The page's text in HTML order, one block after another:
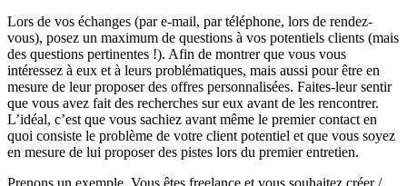
Lors de vos échanges (par e-mail, par téléphone, lors de rendez-
vous), posez un maximum de questions à vos potentiels clients (mais
des questions pertinentes !). Afin de montrer que vous vous
intéressez à eux et à leurs problématiques, mais aussi pour être en
mesure de leur proposer des offres personnalisées. Faites-leur sentir
que vous avez fait des recherches sur eux avant de les rencontrer.
L’idéal, c’est que vous sachiez avant même le premier contact en
quoi consiste le problème de votre client potentiel et que vous soyez
en mesure de lui proposer des pistes lors du premier entretien.
Prenons un exemple. Vous êtes freelance et vous souhaitez créer /